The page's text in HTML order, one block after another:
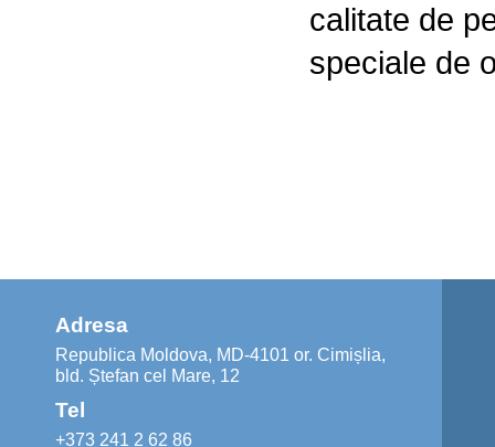
calitate de
speciale de
Adresa
Republica Moldova, MD-4101 or. Cimișlia,
bld. Ștefan cel Mare, 12
Tel
+373 241 2 62 86